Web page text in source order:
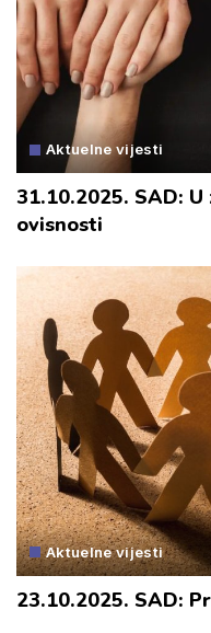
Aktuelne vijesti
31.10.2025. SAD:
ovisnosti
Aktuelne vijesti
23.10.2025. SAD: